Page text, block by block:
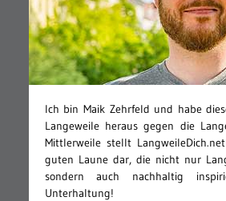
Ich bin Maik Zehrfeld und habe
Langeweile heraus gegen die
Mittlerweile stellt
guten Laune dar, die nicht nur
sondern auch nachhaltig
Unterhaltung!